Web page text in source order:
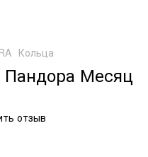
Кольца
Пандора Месяц
отзыв